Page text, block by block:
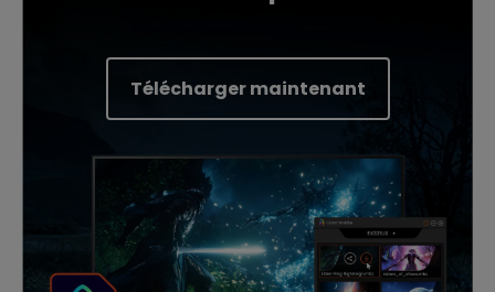
Télécharger maintenant